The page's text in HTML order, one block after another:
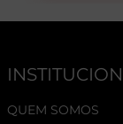
QUEM SOMOS